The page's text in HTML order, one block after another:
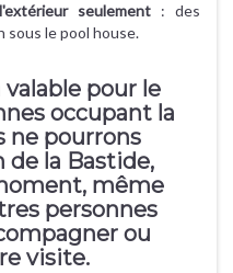
seulement : des
le pool house.
pour le
occupant la
ne pourrons
de la Bastide,
même
personnes
ou
visite.